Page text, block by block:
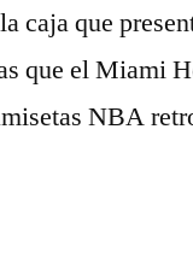
caja que
que el Miami
NBA